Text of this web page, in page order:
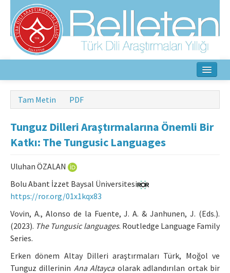
Ana Sayfa
Hakkında
Amaç ve Kapsam
Yazarlar İçin
Etik İlkeler
İletişim
Tam Metin PDF
Tunguz Dilleri Araştırmalarına Önemli Bir
Katkı: The Tungusic Languages
Uluhan ÖZALAN
Bolu Abant İzzet Baysal Üniversitesi
https://ror.org/01x1kqx83
Vovin, A., Alonso de la Fuente, J. A. & Janhunen, J. (Eds.).
(2023). The Tungusic languages. Routledge Language Family
Series.
Erken dönem Altay Dilleri araştırmaları Türk, Moğol ve
Tunguz dillerinin Ana Altaycaolarak adlandırılan ortak bir